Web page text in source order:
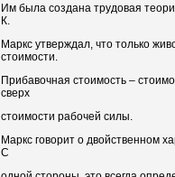
Им была создана трудовая
К.
Маркс утверждал, что только
стоимости.
Прибавочная стоимость –
сверх
стоимости рабочей силы.
Маркс говорит о двойственном
С